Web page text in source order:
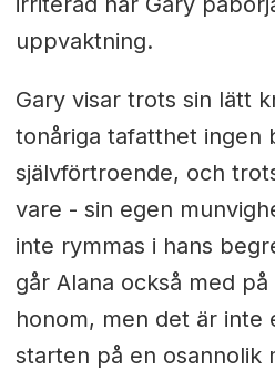
uppvaktning.
Gary visar trots sin lätt
tonåriga tafatthet ingen
självförtroende, och
vare - sin egen
inte rymmas i hans
går Alana också med
honom, men det är inte
starten på en osannolik